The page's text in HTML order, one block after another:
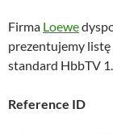
Firma Loewe
prezentujemy
standard HbbTV
Reference ID